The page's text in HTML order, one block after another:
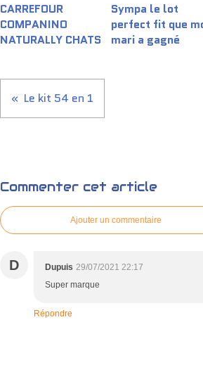
CARREFOUR
COMPANINO
NATURALLY CHATS
Sympa le lot
perfect fit que
mari a gagné
Le kit 54 en 1
Commenter cet article
Ajouter un commentaire
D Dupuis 29/07/2021 22:17
Super marque
Répondre